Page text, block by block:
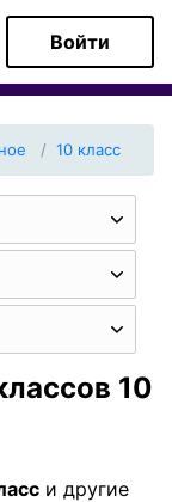
Войти
10 класс
10
и другие